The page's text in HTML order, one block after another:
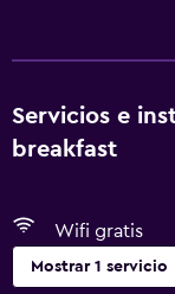
Servicios e
breakfast
Wifi gratis
Mostrar 1 servicio